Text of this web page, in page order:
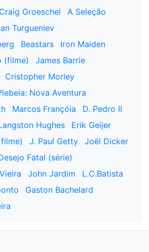
Craig Groeschel
A Seleção
Turgueniev
Beastars
Iron Maiden
(filme)
James Barrie
Cristopher Morley
Nova Aventura
Marcos Françóia
D. Pedro II
Hughes
Erik Geijer
J. Paul Getty
Joël Dicker
Fatal (série)
John Jardim
L.C.Batista
Gaston Bachelard